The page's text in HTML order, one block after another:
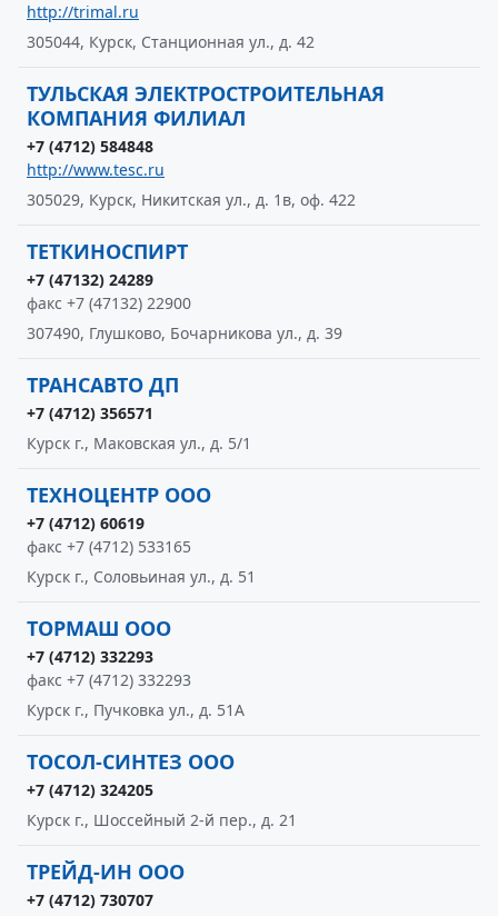
http://trimal.ru
305044, Курск, Станционная ул., д. 42
ТУЛЬСКАЯ ЭЛЕКТРОСТРОИТЕЛЬНАЯ
КОМПАНИЯ ФИЛИАЛ
+7 (4712) 584848
http://www.tesc.ru
305029, Курск, Никитская ул., д. 1в, оф. 422
ТЕТКИНОСПИРТ
+7 (47132) 24289
факс +7 (47132) 22900
307490, Глушково, Бочарникова ул., д. 39
ТРАНСАВТО ДП
+7 (4712) 356571
Курск г., Маковская ул., д. 5/1
ТЕХНОЦЕНТР ООО
+7 (4712) 60619
факс +7 (4712) 533165
Курск г., Соловьиная ул., д. 51
ТОРМАШ ООО
+7 (4712) 332293
факс +7 (4712) 332293
Курск г., Пучковка ул., д. 51А
ТОСОЛ-СИНТЕЗ ООО
+7 (4712) 324205
Курск г., Шоссейный 2-й пер., д. 21
ТРЕЙД-ИН ООО
+7 (4712) 730707